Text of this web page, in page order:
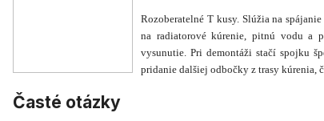
Rozoberatelné T kusy. Slúžia na spájanie
na radiatorové kúrenie, pitnú vodu a
vysunutie. Pri demontáži stačí spojku
pridanie dalšiej odbočky z trasy kúrenia,
Časté otázky